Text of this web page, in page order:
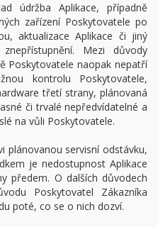
údržba Aplikace, případně
zařízení Poskytovatele po
aktualizace Aplikace či jiný
Mezi důvody
Poskytovatele naopak nepatří
kontrolu Poskytovatele,
třetí strany, plánovaná
či trvalé nepředvídatelné a
na vůli Poskytovatele.
plánovanou servisní odstávku,
je nedostupnost Aplikace
předem. O dalších důvodech
Poskytovatel Zákazníka
poté, co se o nich dozví.